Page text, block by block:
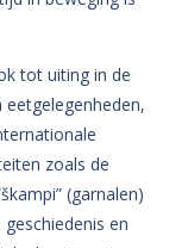
tot uiting in de
zoals de
(garnalen)
en